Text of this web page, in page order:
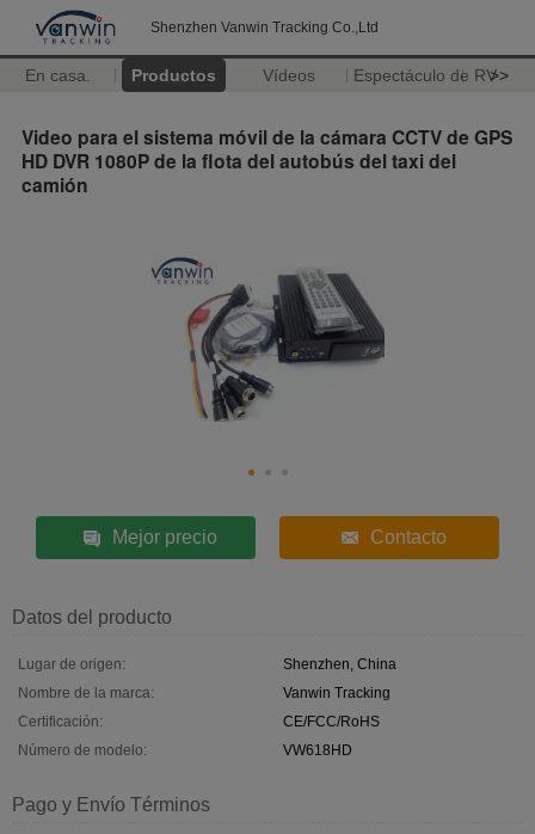
Shenzhen Vanwin Tracking Co.,Ltd
En casa. Productos Vídeos Espectáculo de RV>>
Video para el sistema móvil de la cámara CCTV de GPS
HD DVR 1080P de la flota del autobús del taxi del
camión
Mejor precio Contacto
Datos del producto
Lugar de origen:
Shenzhen, China
Nombre de la marca:
Vanwin Tracking
Certificación:
CE/FCC/RoHS
Número de modelo:
VW618HD
Pago y Envío Términos